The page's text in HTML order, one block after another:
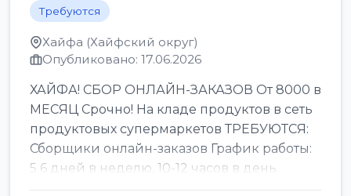
Требуются
Хайфа (Хайфский округ)
Опубликовано: 17.06.2026
ХАЙФА! СБОР ОНЛАЙН-ЗАКАЗОВ От 8000 в
МЕСЯЦ Срочно! На кладе продуктов в сеть
продуктовых супермаркетов ТРЕБУЮТСЯ:
Сборщики онлайн-заказов График работы:
5 6 дней в неделю, 10-12 часов в день.
Колле ОП...